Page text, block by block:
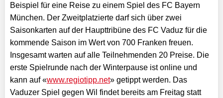
Beispiel für eine Reise zu einem Spiel des FC Bayern
München. Der Zweitplatzierte darf sich über zwei
Saisonkarten auf der Haupttribüne des FC Vaduz für die
kommende Saison im Wert von 700 Franken freuen.
Insgesamt warten auf alle Teilnehmenden 20 Preise. Die
erste Spielrunde nach der Winterpause ist online und
kann auf «www.regiotipp.net» getippt werden. Das
Vaduzer Spiel gegen Wil findet bereits am Freitag statt